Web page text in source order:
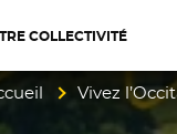
/ Pyrénées-
COLLECTIVITÉ
Vivez